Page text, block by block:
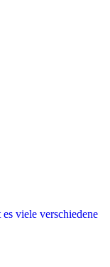
viele verschiedene